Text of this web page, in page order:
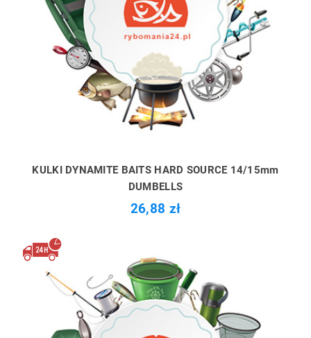
KULKI DYNAMITE BAITS HARD SOURCE 14/15mm
DUMBELLS
26,88 zł